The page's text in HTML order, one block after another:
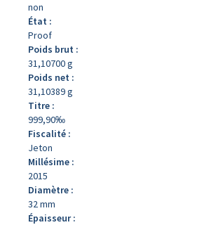
non
État :
Proof
Poids brut :
31,10700 g
Poids net :
31,10389 g
Titre :
999,90‰
Fiscalité :
Jeton
Millésime :
2015
Diamètre :
32 mm
Épaisseur :